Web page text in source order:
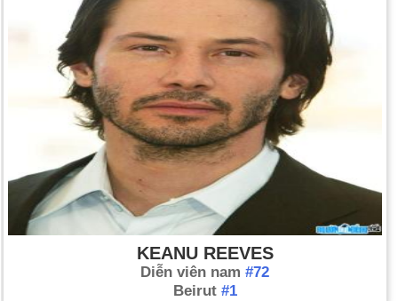
KEANU REEVES
Diễn viên nam #72
Beirut #1